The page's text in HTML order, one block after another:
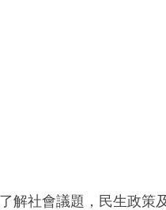
解社會議題，民生政